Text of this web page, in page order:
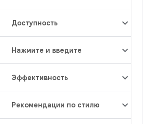
Доступность
Нажмите и введите
Эффективность
Рекомендации по стилю